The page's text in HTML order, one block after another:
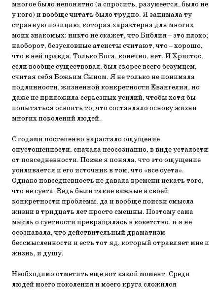
многое было непонятно (а спросить, разумеется, было не
у кого) и вообще читать было трудно. Я занимала ту
странную позицию, которая характерна для многих
моих знакомых: никто не скажет, что Библия – это плохо;
наоборот, безусловные атеисты считают, что – хорошо,
что в ней правда. Только Бога, конечно, нет. И Христос,
если вообще существовал, был скорее всего безумцем,
считая себя Божьим Сыном. Я не только не понимала
подлинности, жизненной конкретности Евангелия, но
даже не приложила серьезных усилий, чтобы хотя бы
попытаться освоить то, что составляло основу жизни
многих поколений людей.
С годами постепенно нарастало ощущение
опустошенности, сначала неосознанно, в виде усталости
от повседневности. Позже я поняла, что это ощущение
усиливается и его источник в том, что «все суета».
Однако повседневность не давала времени искать того,
что не суета. Ведь были такие важные в своей
конкретности проблемы, да и вообще поиски смысла
жизни в тридцать лет просто смешны. Поэтому сама
мысль о суетности превращалась в кокетство, и я не
осознавала, что действительный драматизм
бессмысленности и есть тот яд, который отравляет мне и
жизнь, и душу.
Необходимо отметить еще вот какой момент. Среди
людей моего поколения и моего круга сложился